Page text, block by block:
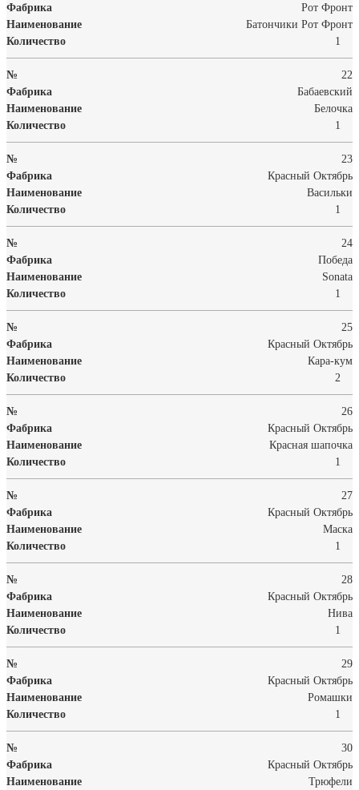
Рот Фронт
Батончики Рот Фронт
1
22
Бабаевский
Белочка
1
23
Красный Октябрь
Васильки
1
24
Победа
Sonata
1
25
Красный Октябрь
Кара-кум
2
26
Красный Октябрь
Красная шапочка
1
27
Красный Октябрь
Маска
1
28
Красный Октябрь
Нива
1
29
Красный Октябрь
Ромашки
1
30
Красный Октябрь
Трюфели